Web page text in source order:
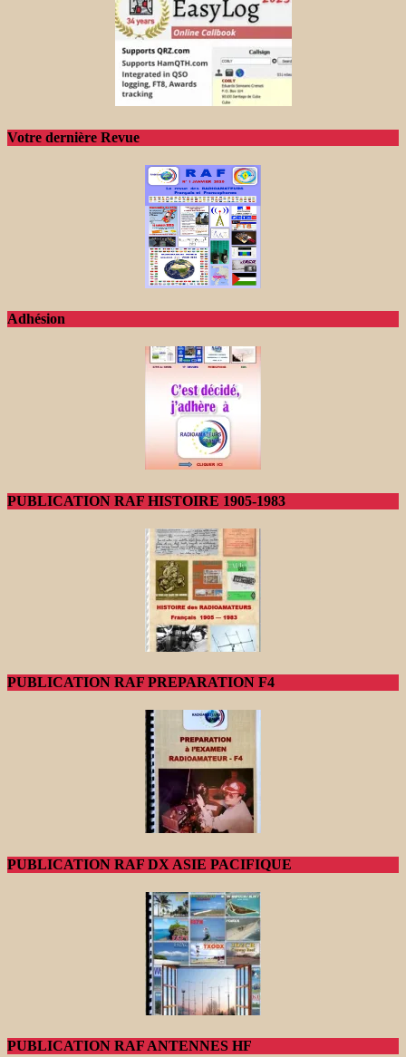
Votre dernière Revue
Adhésion
PUBLICATION RAF HISTOIRE 1905-1983
PUBLICATION RAF PREPARATION F4
PUBLICATION RAF DX ASIE PACIFIQUE
PUBLICATION RAF ANTENNES HF